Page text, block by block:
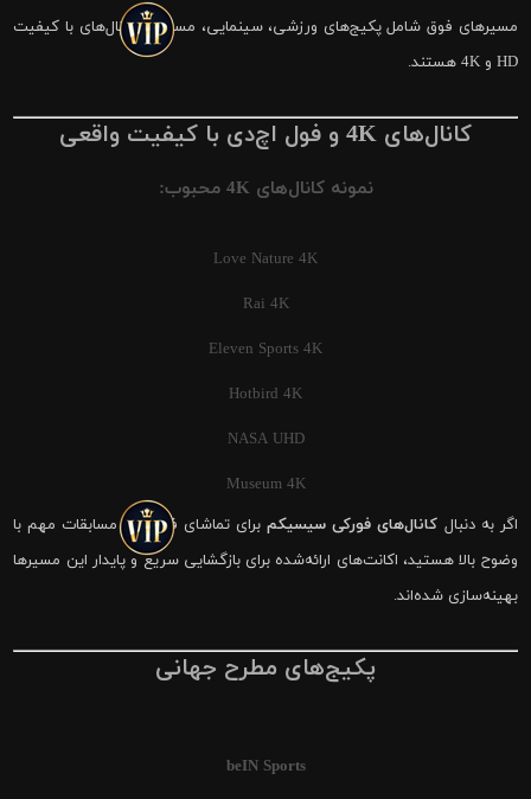
مسیرهای فوق شامل پکیج‌های ورزشی، سینمایی، مستند و کانال‌های با کیفیت
HD و 4K هستند.
کانال‌های 4K و فول اچ‌دی با کیفیت واقعی
نمونه کانال‌های 4K محبوب:
Love Nature 4K
Rai 4K
Eleven Sports 4K
Hotbird 4K
NASA UHD
Museum 4K
اگر به دنبال کانال‌های فورکی سیسیکمبرای تماشای فوتبال و مسابقات مهم با
وضوح بالا هستید، اکانت‌های ارائه‌شده برای بازگشایی سریع و پایدار این مسیرها
بهینه‌سازی شده‌اند.
پکیج‌های مطرح جهانی
beIN Sports